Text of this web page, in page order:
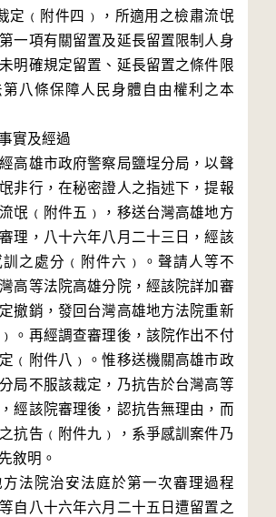
定﹙附件四﹚，所適用之檢肅流氓
一項有關留置及延長留置限制人身
明確規定留置、延長留置之條件限
八條保障人民身體自由權利之本
實及經過
高雄市政府警察局鹽埕分局，以聲
非行，在秘密證人之指述下，提報
氓﹙附件五﹚，移送台灣高雄地方
理，八十六年八月二十三日，經該
訓之處分﹙附件六﹚。聲請人等不
高等法院高雄分院，經該院詳加審
撤銷，發回台灣高雄地方法院重新
。再經調查審理後，該院作出不付
﹙附件八﹚。惟移送機關高雄市政
局不服該裁定，乃抗告於台灣高等
經該院審理後，認抗告無理由，而
抗告﹙附件九﹚，系爭感訓案件乃
敘明。
法院治安法庭於第一次審理過程
自八十六年六月二十五日遭留置之